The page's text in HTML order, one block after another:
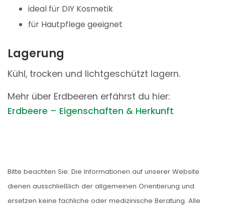
ideal für DIY Kosmetik
für Hautpflege geeignet
Lagerung
Kühl, trocken und lichtgeschützt lagern.
Mehr über Erdbeeren erfährst du hier:
Erdbeere – Eigenschaften & Herkunft
Bitte beachten Sie: Die Informationen auf unserer Website
dienen ausschließlich der allgemeinen Orientierung und
ersetzen keine fachliche oder medizinische Beratung. Alle